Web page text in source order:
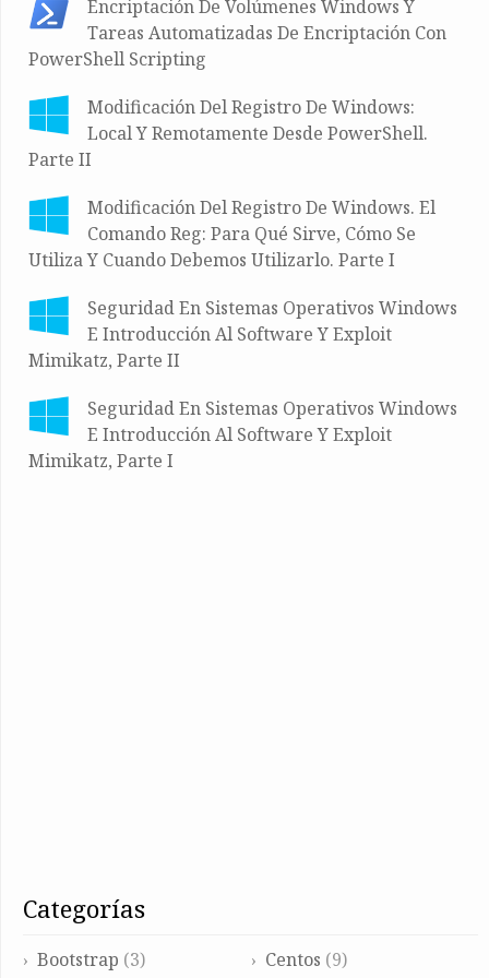
Encriptación De Volúmenes Windows Y
Tareas Automatizadas De Encriptación Con
PowerShell Scripting
Modificación Del Registro De Windows:
Local Y Remotamente Desde PowerShell.
Parte II
Modificación Del Registro De Windows. El
Comando Reg: Para Qué Sirve, Cómo Se
Utiliza Y Cuando Debemos Utilizarlo. Parte I
Seguridad En Sistemas Operativos Windows
E Introducción Al Software Y Exploit
Mimikatz, Parte II
Seguridad En Sistemas Operativos Windows
E Introducción Al Software Y Exploit
Mimikatz, Parte I
categorías
Bootstrap (3) Centos (9)